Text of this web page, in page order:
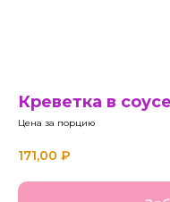
Креветка в
Цена за порцию
171,00 ₽